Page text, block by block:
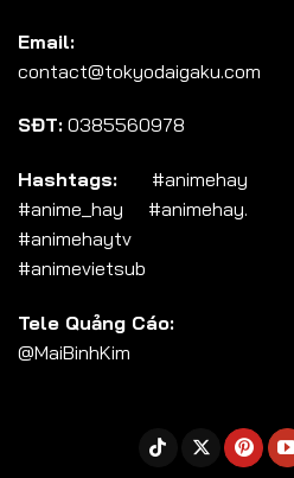
Tập 108
Tập 109
Tập 115
Email:
contact@tokyodaigaku.com
SĐT: 0385560978
Hashtags: #animehay
#anime_hay #animehay.
#animehaytv
#animevietsub
Tele Quảng Cáo:
@MaiBinhKim